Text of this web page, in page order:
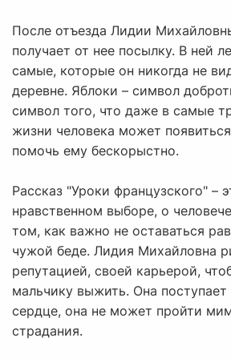
После отъезда Лидии
получает от нее посылку. В ней
самые, которые он никогда не
деревне. Яблоки – символ
символ того, что даже в самые
жизни человека может
помочь ему бескорыстно.
Рассказ "Уроки французского" –
нравственном выборе, о
том, как важно не оставаться
чужой беде. Лидия Михайловна
репутацией, своей карьерой,
мальчику выжить. Она поступает
сердце, она не может пройти
страдания.